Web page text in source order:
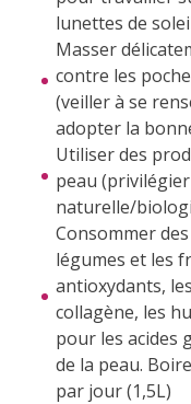
lunettes de
Masser
contre les
(veiller à se
adopter la
Utiliser des
peau
naturelle/
Consommer
légumes et les
antioxydants,
collagène, les
pour les acides
de la peau.
par jour (1,5L)